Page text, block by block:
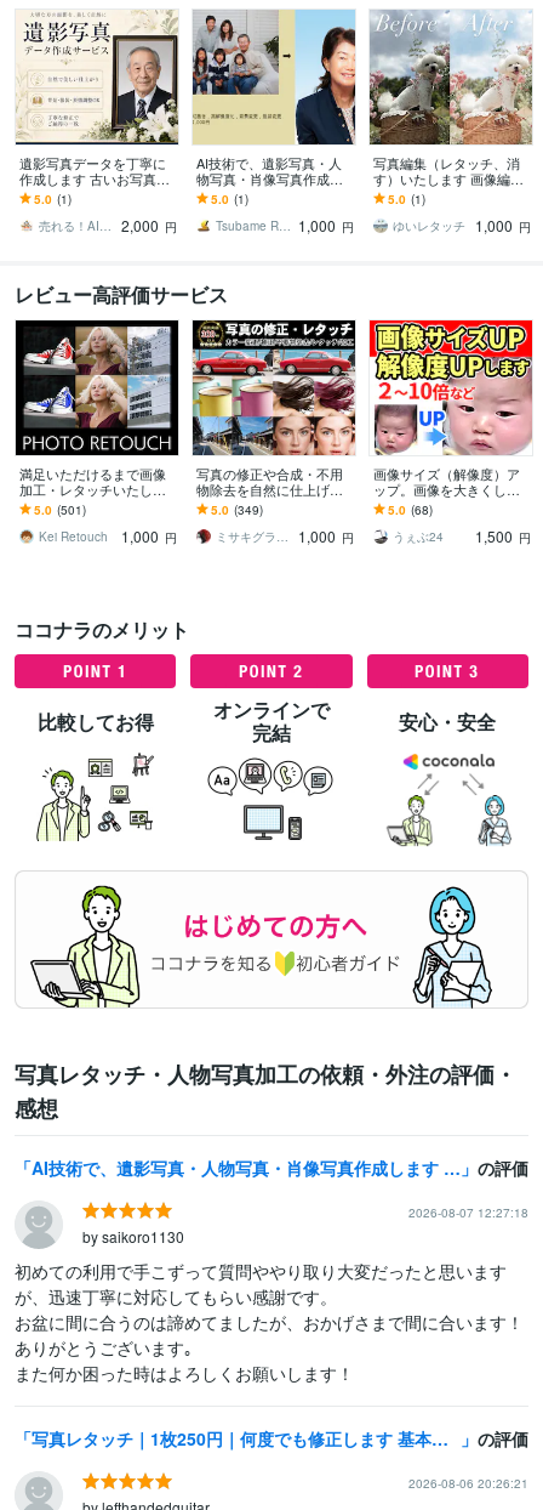
遺影写真データを丁寧に
作成します 古いお写真も
自然で美しく整えます
5.0 (1)
売れる！AIしごと工房
2,000 円
AI技術で、遺影写真・人
物写真・肖像写真作成し
ます 着せ替えもAI技術で
短時間処理・多種類服装
が可能になりました
5.0 (1)
Tsubame Research 1,000 円
写真編集（レタッチ、消
す）いたします 画像編
集、レタッチ、消すなど
の編集を行います
5.0 (1)
ゆいレタッチ
1,000 円
レビュー高評価サービス
満足いただけるまで画像
加工・レタッチいたしま
す 修正・再調整は無料で
対応いたします
5.0 (501)
Kei Retouch
1,000 円
写真の修正や合成・不用
物除去を自然に仕上げま
す 証明写真やアイコンの
自然なレタッチから写真
合成まで対応
5.0 (349)
ミサキグラフィクス
1,000 円
画像サイズ（解像度）ア
ップ。画像を大きくしま
す 画像高画質化・解像
度・画像サイズアップ
5.0 (68)
うぇぶ24
1,500 円
ココナラのメリット
比較してお得
オンラインで
完結
安心・安全
写真レタッチ・人物写真加工の依頼・外注の評価・
感想
AI技術で、遺影写真・人物写真・肖像写真作成します 着せ替えもAI技術で短時間処理・多種類服装が可能になりました の評価
2026-08-07 12:27:18
by saikoro1130
初めての利用で手こずって質問ややり取り大変だったと思います
が、迅速丁寧に対応してもらい感謝です。
お盆に間に合うのは諦めてましたが、おかげさまで間に合います！
ありがとうございます｡
また何か困った時はよろしくお願いします！
写真レタッチ｜1枚250円｜何度でも修正します 基本補正は無料でします｜ウエディング前撮りデータにおすすめ！ の評価
2026-08-06 20:26:21